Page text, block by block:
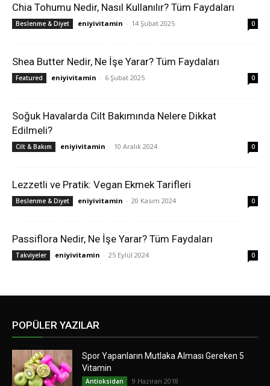
Chia Tohumu Nedir, Nasıl Kullanılır? Tüm Faydaları
Beslenme & Diyet eniyivitamin - 14 Şubat 2025 0
Shea Butter Nedir, Ne İşe Yarar? Tüm Faydaları
Featured eniyivitamin - 6 Şubat 2025 0
Soğuk Havalarda Cilt Bakımında Nelere Dikkat
Edilmeli?
Cilt & Bakım eniyivitamin - 10 Aralık 2024 0
Lezzetli ve Pratik: Vegan Ekmek Tarifleri
Beslenme & Diyet eniyivitamin - 20 Kasım 2024 0
Passiflora Nedir, Ne İşe Yarar? Tüm Faydaları
Takviyeler eniyivitamin - 25 Eylül 2024 0
POPÜLER YAZILAR
Spor Yapanların Mutlaka Alması Gereken 5
Vitamin
Antioksidan 9 Haziran 2018